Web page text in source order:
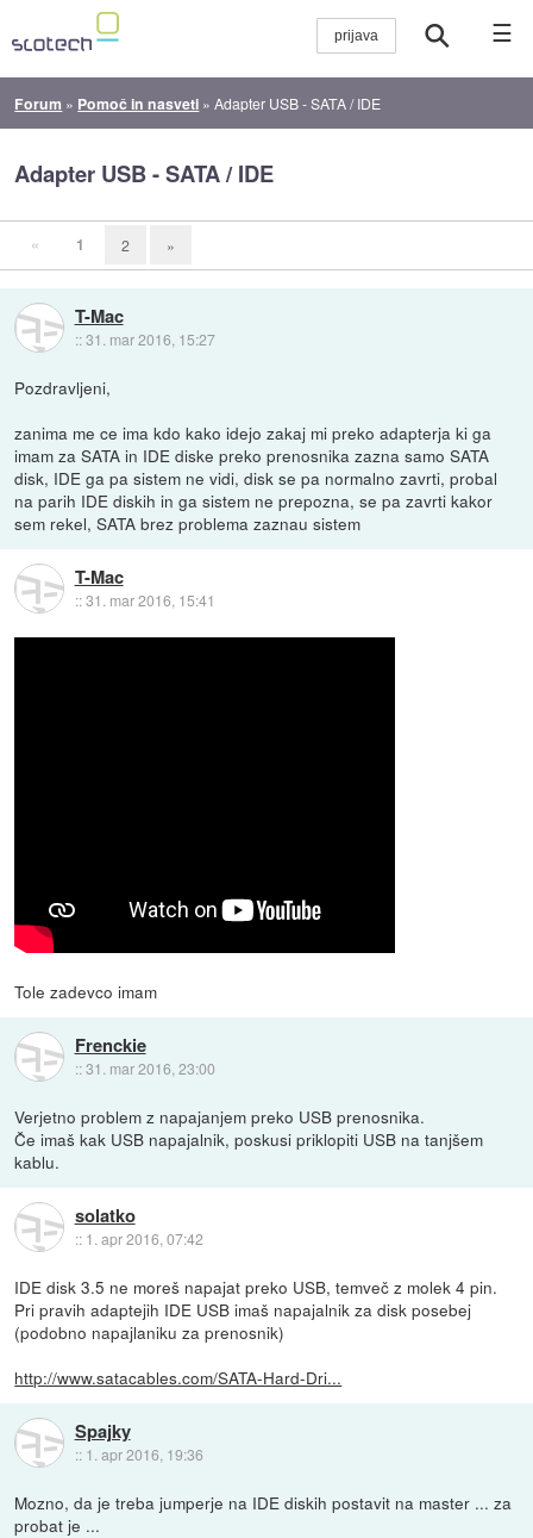
☰
Forum » Pomoč in nasveti »Adapter USB - SATA / IDE
Adapter USB - SATA / IDE
« 1 2 »
T-Mac
::31. mar 2016, 15:27
Pozdravljeni,
zanima me ce ima kdo kako idejo zakaj mi preko adapterja ki ga
imam za SATA in IDE diske preko prenosnika zazna samo SATA
disk, IDE ga pa sistem ne vidi, disk se pa normalno zavrti, probal
na parih IDE diskih in ga sistem ne prepozna, se pa zavrti kakor
sem rekel, SATA brez problema zaznau sistem
T-Mac
::31. mar 2016, 15:41
Tole zadevco imam
Frenckie
::31. mar 2016, 23:00
Verjetno problem z napajanjem preko USB prenosnika.
Če imaš kak USB napajalnik, poskusi priklopiti USB na tanjšem
kablu.
solatko
:: 1. apr 2016, 07:42
IDE disk 3.5 ne moreš napajat preko USB, temveč z molek 4 pin.
Pri pravih adaptejih IDE USB imaš napajalnik za disk posebej
(podobno napajlaniku za prenosnik)
http://www.satacables.com/SATA-Hard-Dri...
Spajky
:: 1. apr 2016, 19:36
Mozno, da je treba jumperje na IDE diskih postavit na master ... za
probat je ...